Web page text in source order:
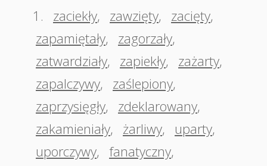
1.
zaciekły, zawzięty, zacięty,
zapamiętały, zagorzały,
zatwardziały, zapiekły, zażarty,
zapalczywy, zaślepiony,
zaprzysięgły, zdeklarowany,
zakamieniały, żarliwy, uparty,
uporczywy, fanatyczny,